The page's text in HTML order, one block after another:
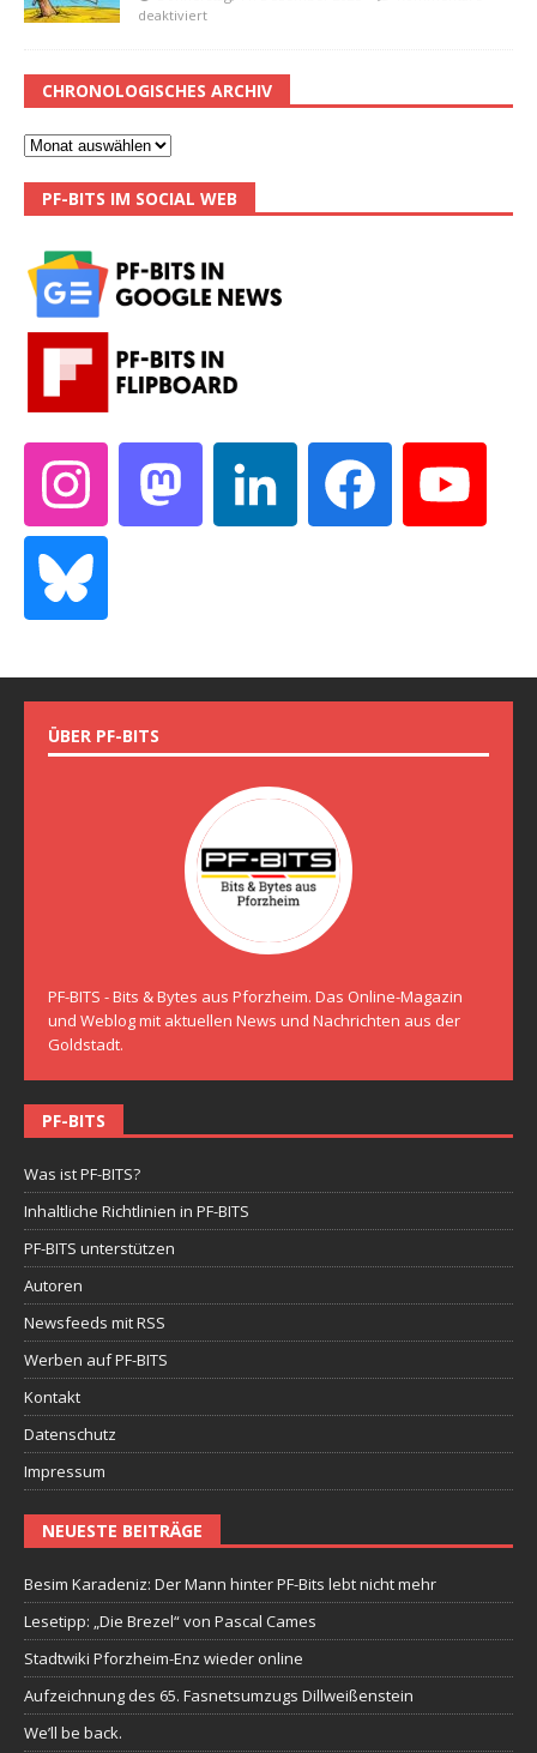
deaktiviert
CHRONOLOGISCHES ARCHIV
PF-BITS IM SOCIAL WEB
ÜBER PF-BITS
PF-BITS - Bits & Bytes aus Pforzheim. Das Online-Magazin
und Weblog mit aktuellen News und Nachrichten aus der
Goldstadt.
PF-BITS
Was ist PF-BITS?
Inhaltliche Richtlinien in PF-BITS
PF-BITS unterstützen
Autoren
Newsfeeds mit RSS
Werben auf PF-BITS
Kontakt
Datenschutz
Impressum
NEUESTE BEITRÄGE
Besim Karadeniz: Der Mann hinter PF-Bits lebt nicht mehr
Lesetipp: „Die Brezel“ von Pascal Cames
Stadtwiki Pforzheim-Enz wieder online
Aufzeichnung des 65. Fasnetsumzugs Dillweißenstein
We’ll be back.